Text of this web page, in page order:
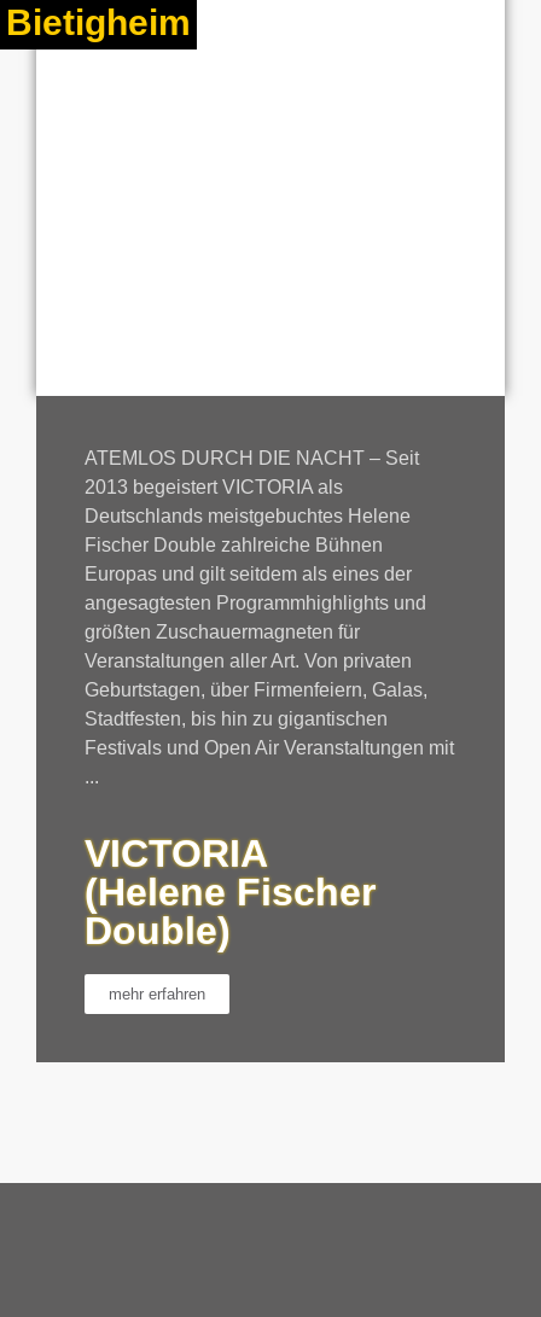
Bietigheim
ATEMLOS DURCH DIE NACHT – Seit
2013 begeistert VICTORIA als
Deutschlands meistgebuchtes Helene
Fischer Double zahlreiche Bühnen
Europas und gilt seitdem als eines der
angesagtesten Programmhighlights und
größten Zuschauermagneten für
Veranstaltungen aller Art. Von privaten
Geburtstagen, über Firmenfeiern, Galas,
Stadtfesten, bis hin zu gigantischen
Festivals und Open Air Veranstaltungen mit
...
VICTORIA
(Helene Fischer
Double)
mehr erfahren